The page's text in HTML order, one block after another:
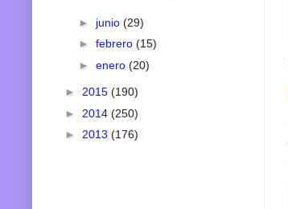
► junio (29)
► febrero (15)
► enero (20)
► 2015 (190)
► 2014 (250)
► 2013 (176)